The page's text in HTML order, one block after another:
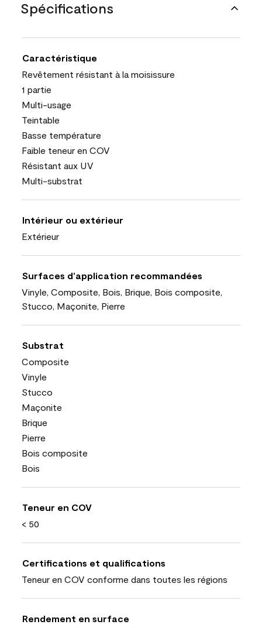
Spécifications
Caractéristique
Revêtement résistant à la moisissure
1 partie
Multi-usage
Teintable
Basse température
Faible teneur en COV
Résistant aux UV
Multi-substrat
Intérieur ou extérieur
Extérieur
Surfaces d’application recommandées
Vinyle, Composite, Bois, Brique, Bois composite,
Stucco, Maçonite, Pierre
Substrat
Composite
Vinyle
Stucco
Maçonite
Brique
Pierre
Bois composite
Bois
Teneur en COV
< 50
Certifications et qualifications
Teneur en COV conforme dans toutes les régions
Rendement en surface